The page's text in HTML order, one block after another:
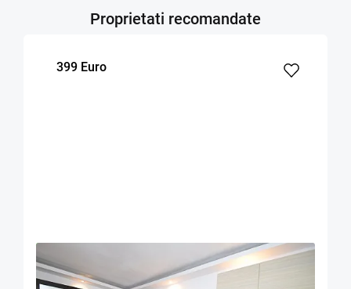
Proprietati recomandate
399 Euro
COMISION 50%
Apartament doua camere decomandat Astra